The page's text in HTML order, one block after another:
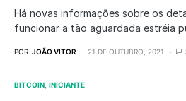
Há novas informações sobre os
funcionar a tão aguardada estréia
POR JOÃO VITOR 21 DE OUTUBRO, 2021
BITCOIN INICIANTE